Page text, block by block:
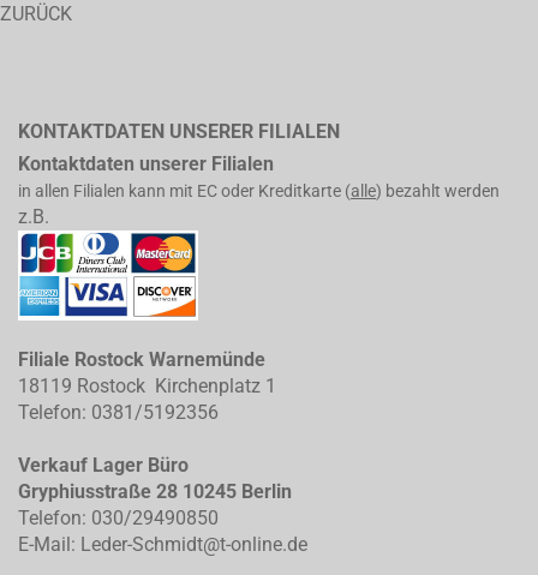
ZURÜCK
KONTAKTDATEN UNSERER FILIALEN
Kontaktdaten unserer Filialen
in allen Filialen kann mit EC oder Kreditkarte (alle) bezahlt werden
z.B.
Filiale Rostock Warnemünde
18119 Rostock Kirchenplatz 1
Telefon: 0381/5192356
Verkauf Lager Büro
Gryphiusstraße 28 10245 Berlin
Telefon: 030/29490850
E-Mail: Leder-Schmidt@t-online.de